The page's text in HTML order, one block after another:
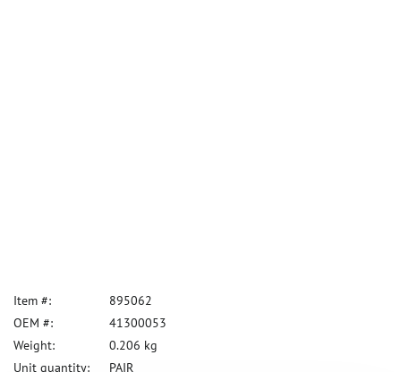
Item #:
895062
OEM #:
41300053
Weight:
0.206 kg
Unit quantity:
PAIR